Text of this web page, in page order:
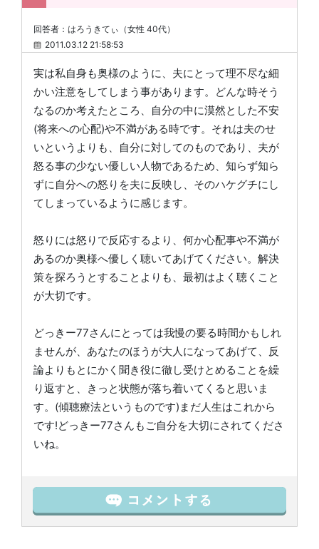
回答者：はろうきてぃ（女性 40代）
2011.03.12 21:58:53
実は私自身も奥様のように、夫にとって理不尽な細
かい注意をしてしまう事があります。どんな時そう
なるのか考えたところ、自分の中に漠然とした不安
(将来への心配)や不満がある時です。それは夫のせ
いというよりも、自分に対してのものであり、夫が
怒る事の少ない優しい人物であるため、知らず知ら
ずに自分への怒りを夫に反映し、そのハケグチにし
てしまっているように感じます。
怒りには怒りで反応するより、何か心配事や不満が
あるのか奥様へ優しく聴いてあげてください。解決
策を探ろうとすることよりも、最初はよく聴くこと
が大切です。
どっきー77さんにとっては我慢の要る時間かもしれ
ませんが、あなたのほうが大人になってあげて、反
論よりもとにかく聞き役に徹し受けとめることを繰
り返すと、きっと状態が落ち着いてくると思いま
す。(傾聴療法というものです)まだ人生はこれから
です!どっきー77さんもご自分を大切にされてくださ
いね。